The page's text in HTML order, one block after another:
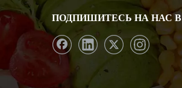
ПОДПИШИТЕСЬ НА НАС В